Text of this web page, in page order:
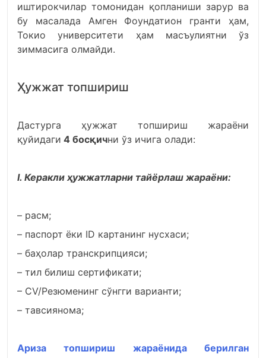
иштирокчилар томонидан қопланиши зарур ва
бу масалада Амген Фоундатион гранти ҳам,
Токио университети ҳам масъулиятни ўз
зиммасига олмайди.
Ҳужжат топшириш
Дастурга ҳужжат топшириш жараёни
қуйидаги 4 босқични ўз ичига олади:
I. Керакли ҳужжатларни тайёрлаш жараёни:
– расм;
– паспорт ёки ID картанинг нусхаси;
– баҳолар транскрипцияси;
– тил билиш сертификати;
– CV/Резюменинг сўнгги варианти;
– тавсиянома;
Ариза топшириш жараёнида берилган